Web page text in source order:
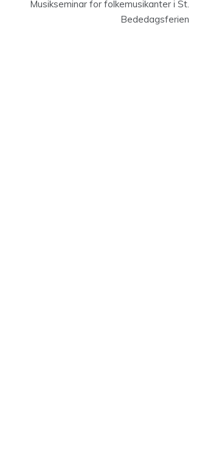
Musikseminar for folkemusikanter i St.
Bededagsferien